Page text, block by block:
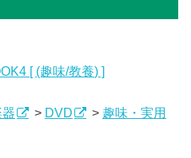
[ (趣味/教養) ]
> DVD > 趣味・実用